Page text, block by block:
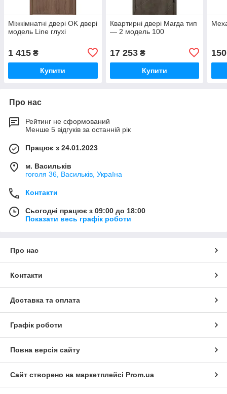
Міжкімнатні двері OK двері
модель Line глухі
1 415 ₴
Купити
Квартирні двері Магда тип
— 2 модель 100
17 253₴
Купити
150
Про нас
Рейтинг не сформований
Менше 5 відгуків за останній рік
Працює з 24.01.2023
м. Васильків
гоголя 36, Васильків, Україна
Контакти
Сьогодні працює з 09:00 до 18:00
Показати весь графік роботи
Про нас
Контакти
Доставка та оплата
Графік роботи
Повна версія сайту
Сайт створено на маркетплейсі Prom.ua